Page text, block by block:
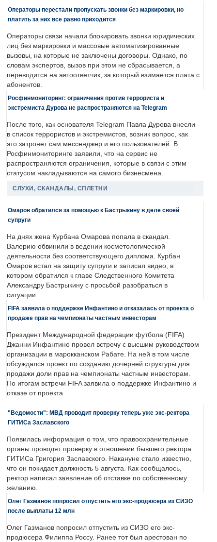
Операторы перестали пропускать звонки без маркировки, но
платить за них все равно приходится
Операторы связи начали блокировать звонки юридических
лиц без маркировки и массовые автоматизированные
вызовы, на которые не заключены договоры. Однако, по
словам экспертов, вызов при этом не сбрасывается, а
переводится на автоответчик, за который взимается плата с
абонентов.
Росфинмониторинг: ограничения против террориста и
экстремиста Дурова не распространяются на Telegram
После того, как основателя Telegram Павла Дурова внесли
в список террористов и экстремистов, возник вопрос, как
это затронет сам мессенджер и его пользователей. В
Росфинмониторинге заявили, что на сервис не
распространяются ограничения, которые в связи с этим
статусом накладываются на самого бизнесмена.
СЛУХИ, СКАНДАЛЫ, СПЛЕТНИ
Омаров обратился за помощью к Бастрыкину в деле своей
супруги
На днях жена Курбана Омарова попала в скандал.
Валерию обвинили в ведении косметологической
деятельности без соответствующего диплома. Курбан
Омаров встал на защиту супруги и записал видео, в
котором обратился к главе Следственного Комитета
Александру Бастрыкину с просьбой разобраться в
ситуации.
FIFA заявила о поддержке Инфантино и отказалась от проекта о
продаже прав на чемпионаты частным инвесторам
Президент Международной федерации футбола (FIFA)
Джанни Инфантино провел встречу с высшим руководством
организации в марокканском Рабате. На ней в том числе
обсуждался проект по созданию дочерней структуры для
продажи доли прав на чемпионаты частным инвесторам.
По итогам встречи FIFA заявила о поддержке Инфантино и
отказе от проекта.
"Ведомости": МВД проводит проверку теперь уже экс-ректора
ГИТИСа Заславского
Появилась информация о том, что правоохранительные
органы проводят проверку в отношении бывшего ректора
ГИТИСа Григория Заславского. Накануне стало известно,
что он покидает должность 5 августа. Как сообщалось,
ректор написал заявление об отставке по собственному
желанию.
Олег Газманов попросил отпустить его экс-продюсера из СИЗО
после выплаты 12 млн
Олег Газманов попросил отпустить из СИЗО его экс-
продюсера Филиппа Россу. Ранее тот был арестован по